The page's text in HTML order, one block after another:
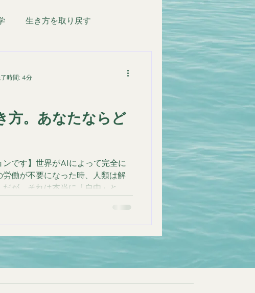
生き方を取り戻す
方。あなたならど
ンです】世界がAIによって完全に
労働が不要になった時、人類は解
が、それは本当に「自由」と呼
時間: 4分